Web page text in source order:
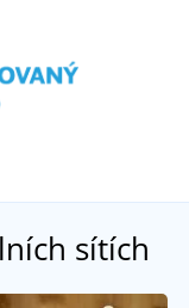
sítích